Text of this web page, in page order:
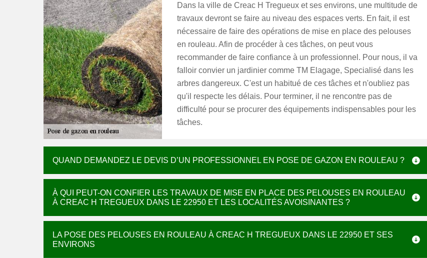
Dans la ville de Creac H Tregueux et ses environs, une multitude de
travaux devront se faire au niveau des espaces verts. En fait, il est
nécessaire de faire des opérations de mise en place des pelouses
en rouleau. Afin de procéder à ces tâches, on peut vous
recommander de faire confiance à un professionnel. Pour nous, il va
falloir convier un jardinier comme TM Elagage, Specialisé dans les
arbres dangereux. C'est un habitué de ces tâches et n'oubliez pas
qu'il respecte les délais. Pour terminer, il ne rencontre pas de
difficulté pour se procurer des équipements indispensables pour les
tâches.
QUAND DEMANDEZ LE DEVIS D’UN PROFESSIONNEL EN POSE DE GAZON EN ROULEAU ?
À QUI PEUT-ON CONFIER LES TRAVAUX DE MISE EN PLACE DES PELOUSES EN ROULEAU
À CREAC H TREGUEUX DANS LE 22950 ET LES LOCALITÉS AVOISINANTES ?
LA POSE DES PELOUSES EN ROULEAU À CREAC H TREGUEUX DANS LE 22950 ET SES
ENVIRONS